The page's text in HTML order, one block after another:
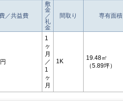
／共益費
敷
金
／
礼
金
間取り 専有面積
1
ヶ
月
／
1
ヶ
月
1K
19.48㎡
（5.89坪）